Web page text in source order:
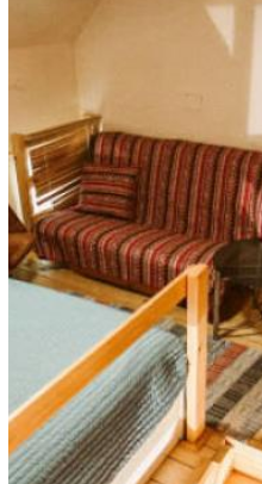
Yousth Hostel
2 500 Ft (fő / éj-től)
1158 Budapest, Drégelyvár u.
57-63.
Típusa: Hotelek • SZÉP-
kártya:
• Klíma:
•
WIFI:
•
Megnézem